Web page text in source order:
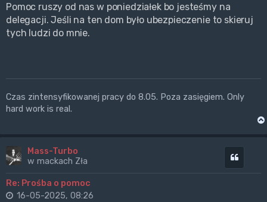
Pomoc ruszy od nas w poniedziałek bo jesteśmy na
delegacji. Jeśli na ten dom było ubezpieczenie to skieruj
tych ludzi do mnie.
Czas zintensyfikowanej pracy do 8.05. Poza zasięgiem. Only
hard work is real.
Mass-Turbo
w mackach Zła
Re: Prośba o pomoc
16-05-2025, 08:26